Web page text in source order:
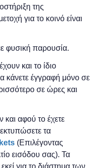
της
για το κοινό είναι
φυσική παρουσία.
και το ίδιο
κάνετε έγγραφή μόνο σε
σε ώρες και
αφού το έχετε
τα
(Επιλέγοντας
εισόδου σας). Τα
για το διάστημα των